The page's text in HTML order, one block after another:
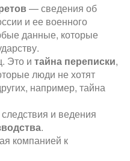
— сведения об
и ее военного
данные, которые
Это и тайна переписки,
люди не хотят
например, тайна
и ведения
.
компанией к